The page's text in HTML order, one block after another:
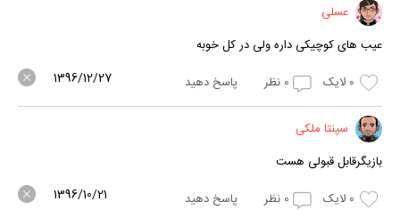
عسلی
عیب های کوچیکی داره ولی در کل خوبه
0 لایک 0 نظر پاسخ دهید 1396/12/27
سپنتا ملکی
بازیگرقابل قبولی هست
0 لایک 0 نظر پاسخ دهید 1396/10/21